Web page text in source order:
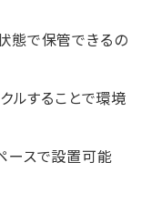
態で保管できるの
ルすることで環境
ースで設置可能